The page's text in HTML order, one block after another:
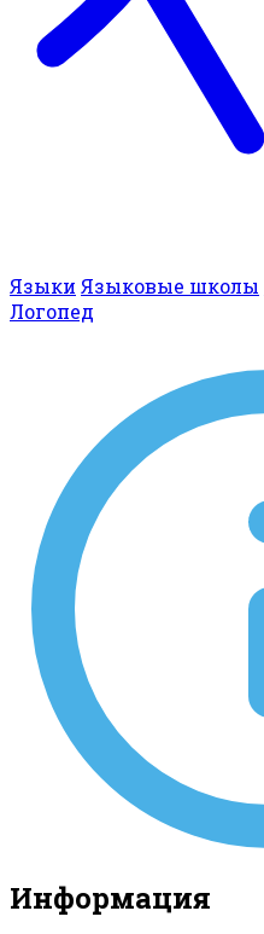
Языки Языковые школы
Логопед
Информация